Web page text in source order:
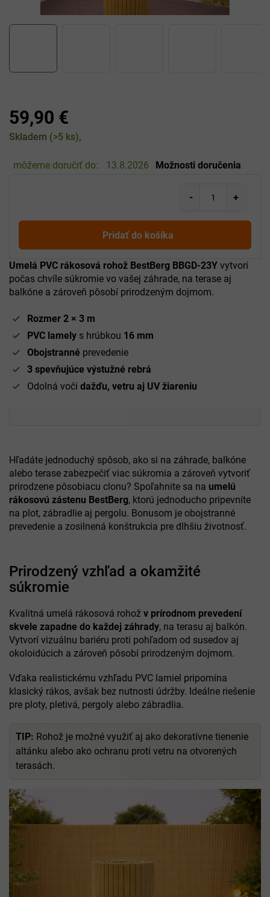
59,90 €
Jednotková
Skladem (>5 ks)
môžeme doručiť do: 13.8.2026 Možnosti doručenia
Pridať do košíka
Umelá PVC rákosová rohož BestBerg BBGD-23Y vytvorí
počas chvíle súkromie vo vašej záhrade, na terase aj
balkóne a zároveň pôsobí prirodzeným dojmom.
Rozmer 2 × 3 m
PVC lamely s hrúbkou 16 mm
Obojstranné prevedenie
3 spevňujúce výstužné rebrá
Odolná voči dažďu, vetru aj UV žiareniu
Hľadáte jednoduchý spôsob, ako si na záhrade, balkóne
alebo terase zabezpečiť viac súkromia a zároveň vytvoriť
prirodzene pôsobiacu clonu? Spoľahnite sa na umelú
rákosovú zástenu BestBerg, ktorú jednoducho pripevníte
na plot, zábradlie aj pergolu. Bonusom je obojstranné
prevedenie a zosilnená konštrukcia pre dlhšiu životnosť.
Prirodzený vzhľad a okamžité
súkromie
Kvalitná umelá rákosová rohož v prírodnom prevedení
skvele zapadne do každej záhrady, na terasu aj balkón.
Vytvorí vizuálnu bariéru proti pohľadom od susedov aj
okoloidúcich a zároveň pôsobí prirodzeným dojmom.
Vďaka realistickému vzhľadu PVC lamiel pripomína
klasický rákos, avšak bez nutnosti údržby. Ideálne riešenie
pre ploty, pletivá, pergoly alebo zábradlia.
TIP: Rohož je možné využiť aj ako dekoratívne tienenie
altánku alebo ako ochranu proti vetru na otvorených
terasách.